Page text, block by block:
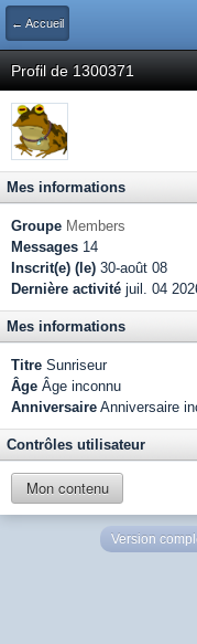
← Accueil
Profil de 1300371
Mes informations
Groupe Members
Messages 14
Inscrit(e) (le) 30-août 08
Dernière activité juil. 04
Mes informations
Titre Sunriseur
Âge Âge inconnu
Anniversaire Anniversaire
Contrôles utilisateur
Mon contenu
Version